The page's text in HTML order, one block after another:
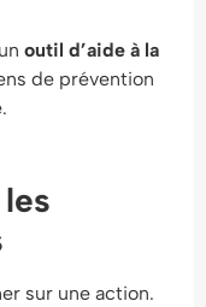
outil d’aide à la
de prévention
sur une action.